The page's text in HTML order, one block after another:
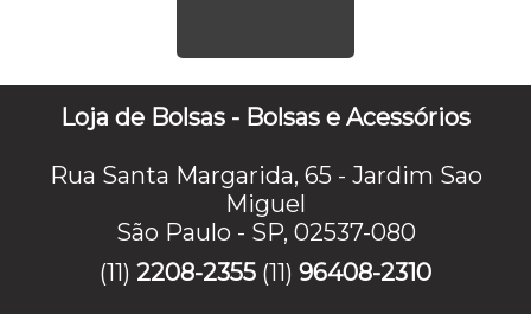
Loja de Bolsas - Bolsas e Acessórios
Rua Santa Margarida, 65 - Jardim Sao
Miguel
São Paulo - SP, 02537-080
(11) 2208-2355 (11) 96408-2310